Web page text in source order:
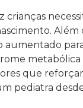
crianças
Além
aumentado
metabólica
que
pediatra